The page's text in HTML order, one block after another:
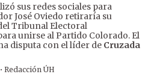
sus redes sociales para
José Oviedo retiraría su
Tribunal Electoral
unirse al Partido Colorado. El
disputa con el líder de Cruzada
· Redacción ÚH